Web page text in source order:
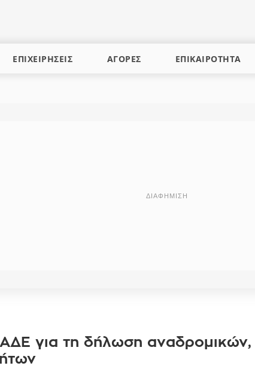
ΕΠΙΧΕΙΡΗΣΕΙΣ ΑΓΟΡΕΣ ΕΠΙΚΑΙΡΟΤΗΤΑ
για τη δήλωση αναδρομικών,